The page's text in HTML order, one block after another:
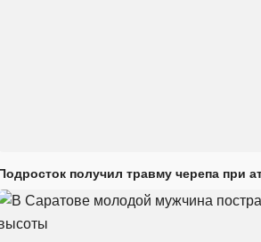
получил травму черепа при